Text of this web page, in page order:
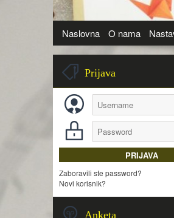
Naslovna O nama
Prijava
Zaboravili ste password?
Novi korisnik?
Anketa